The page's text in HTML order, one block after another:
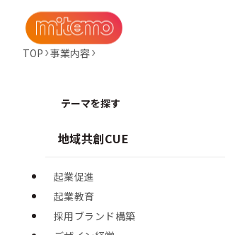
TOP 事業内容
テーマを探す
地域共創CUE
起業促進
起業教育
採用ブランド構築